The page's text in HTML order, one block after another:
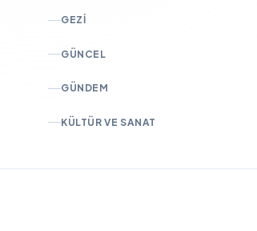
GEZI
GÜNCEL
GÜNDEM
KÜLTÜR VE SANAT